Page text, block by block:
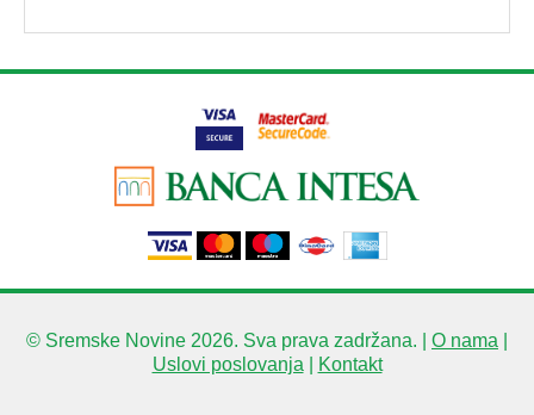
© Sremske Novine 2026. Sva prava zadržana. | O nama
Uslovi poslovanja
Kontakt